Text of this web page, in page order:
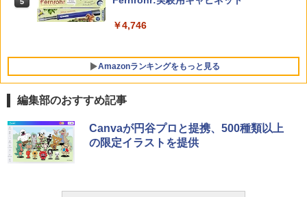
ンツが1年間使い放題
￥4,746
Amazonランキングをもっと見る
編集部のおすすめ記事
Canvaが円谷プロと提携、500種類以上
の限定イラストを提供